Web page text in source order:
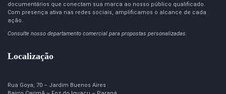
documentários que conectam sua marca ao nosso público qualificado.
Com presença ativa nas redes sociais, amplificamos o alcance de cada
ação.
Consulte nosso departamento comercial para propostas personalizadas.
Localização
Rua Goya, 70 – Jardim Buenos Aires